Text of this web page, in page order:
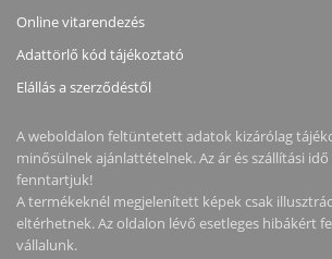
Online vitarendezés
Adattörlő kód tájékoztató
Elállás a szerződéstől
A weboldalon feltüntetett adatok kizárólag
minősülnek ajánlattételnek. Az ár és szállítási
fenntartjuk!
A termékeknél megjelenített képek csak
eltérhetnek. Az oldalon lévő esetleges hibákért
vállalunk.